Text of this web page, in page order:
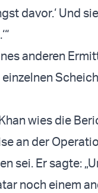
davor.‘ Und
anderen
wies die
an der
sei. Er sagte:
noch einem